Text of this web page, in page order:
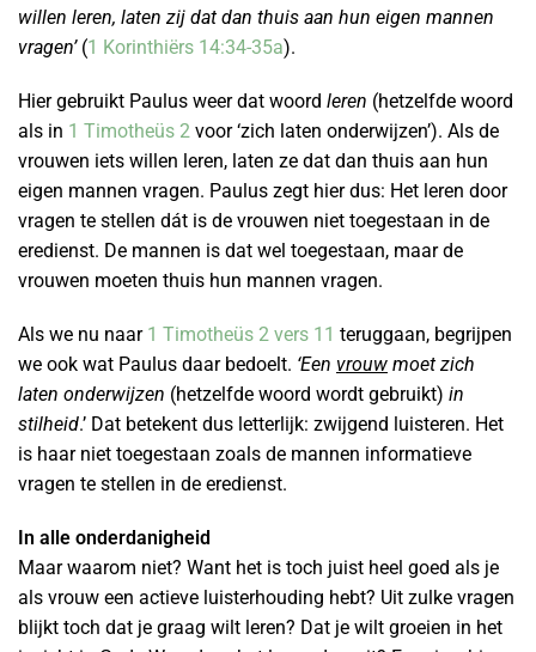
willen leren, laten zij dat dan thuis aan hun eigen mannen
vragen’ (1 Korinthiërs 14:34-35a).
Hier gebruikt Paulus weer dat woord leren (hetzelfde woord
als in 1 Timotheüs 2 voor ‘zich laten onderwijzen’). Als de
vrouwen iets willen leren, laten ze dat dan thuis aan hun
eigen mannen vragen. Paulus zegt hier dus: Het leren door
vragen te stellen dát is de vrouwen niet toegestaan in de
eredienst. De mannen is dat wel toegestaan, maar de
vrouwen moeten thuis hun mannen vragen.
Als we nu naar 1 Timotheüs 2 vers 11 teruggaan, begrijpen
we ook wat Paulus daar bedoelt. ‘Een vrouw moet zich
laten onderwijzen (hetzelfde woord wordt gebruikt) in
stilheid.’ Dat betekent dus letterlijk: zwijgend luisteren. Het
is haar niet toegestaan zoals de mannen informatieve
vragen te stellen in de eredienst.
In alle onderdanigheid
Maar waarom niet? Want het is toch juist heel goed als je
als vrouw een actieve luisterhouding hebt? Uit zulke vragen
blijkt toch dat je graag wilt leren? Dat je wilt groeien in het